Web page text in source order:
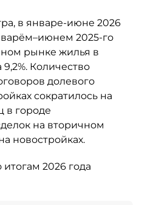
в январе-июне 2026
2025-го
рынке жилья в
9,2%. Количество
долевого
сократилось на
в городе
на вторичном
новостройках.
2026 года